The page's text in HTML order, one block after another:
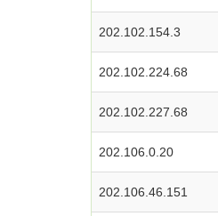
202.102.154.3
202.102.224.68
202.102.227.68
202.106.0.20
202.106.46.151